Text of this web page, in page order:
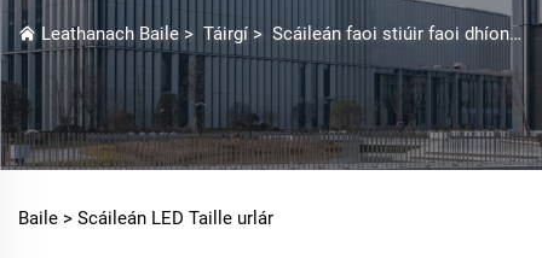
Leathanach Baile> Táirgí > Scáileán faoi stiúir faoi dhíon>
Baile > Scáileán LED Taille urlár